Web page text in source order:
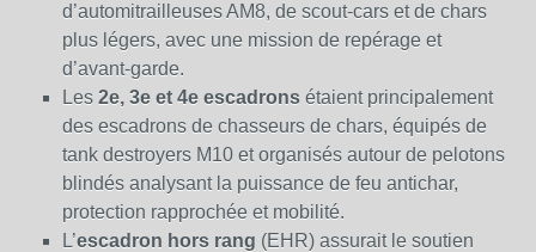
d’automitrailleuses AM8, de scout-cars et de chars
plus légers, avec une mission de repérage et
d’avant-garde.
Les 2e, 3e et 4e escadrons étaient principalement
des escadrons de chasseurs de chars, équipés de
tank destroyers M10 et organisés autour de pelotons
blindés analysant la puissance de feu antichar,
protection rapprochée et mobilité.
L’escadron hors rang (EHR) assurait le soutien